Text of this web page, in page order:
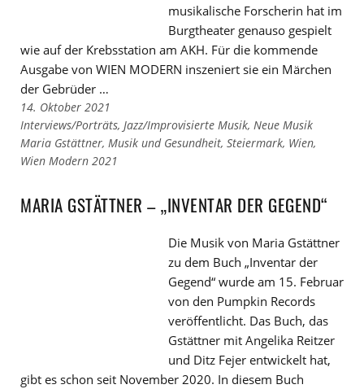
musikalische Forscherin hat im
Burgtheater genauso gespielt
wie auf der Krebsstation am AKH. Für die kommende
Ausgabe von WIEN MODERN inszeniert sie ein Märchen
der Gebrüder …
14. Oktober 2021
Links
zu
den
Interviews/Porträts, Jazz/Improvisierte Musik, Neue Musik
Links
zu
Tags
Maria Gstättner, Musik und Gesundheit, Steiermark, Wien,
Wien Modern 2021
MARIA GSTÄTTNER – „INVENTAR DER GEGEND“
Die Musik von Maria Gstättner
zu dem Buch „Inventar der
Gegend“ wurde am 15. Februar
von den Pumpkin Records
veröffentlicht. Das Buch, das
Gstättner mit Angelika Reitzer
und Ditz Fejer entwickelt hat,
gibt es schon seit November 2020. In diesem Buch